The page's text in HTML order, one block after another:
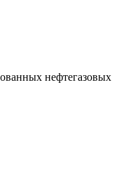
нефтегазовых